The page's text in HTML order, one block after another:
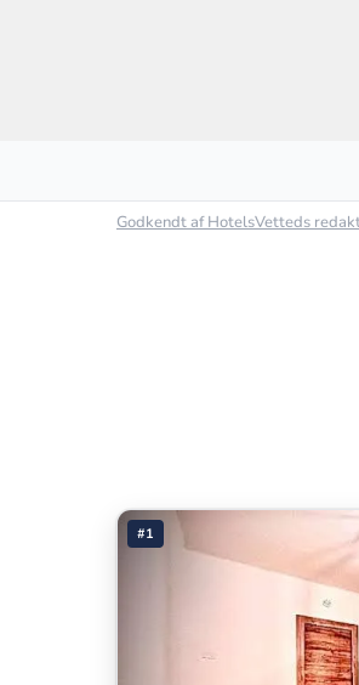
Godkendt af HotelsVetteds
#1